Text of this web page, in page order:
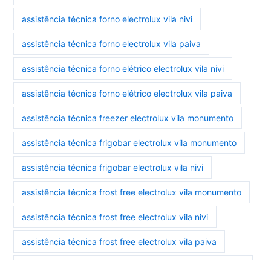
assistência técnica forno electrolux vila nivi
assistência técnica forno electrolux vila paiva
assistência técnica forno elétrico electrolux vila nivi
assistência técnica forno elétrico electrolux vila paiva
assistência técnica freezer electrolux vila monumento
assistência técnica frigobar electrolux vila monumento
assistência técnica frigobar electrolux vila nivi
assistência técnica frost free electrolux vila monumento
assistência técnica frost free electrolux vila nivi
assistência técnica frost free electrolux vila paiva